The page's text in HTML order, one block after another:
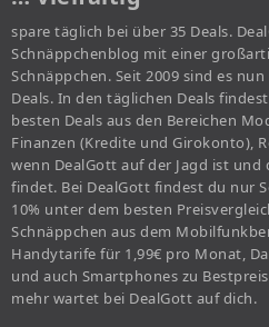
spare täglich bei über 35 Deals.
Schnäppchenblog mit einer
Schnäppchen. Seit 2009 sind es
Deals. In den täglichen Deals
besten Deals aus den Bereichen
Finanzen (Kredite und Girokonto),
wenn DealGott auf der Jagd ist und
findet. Bei DealGott findest du nur
10% unter dem besten
Schnäppchen aus dem
Handytarife für 1,99€ pro Monat,
und auch Smartphones zu
mehr wartet bei DealGott auf dich.